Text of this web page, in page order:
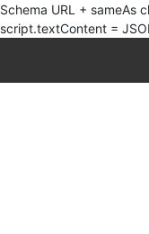
Schema URL + sameAs
script.textContent =